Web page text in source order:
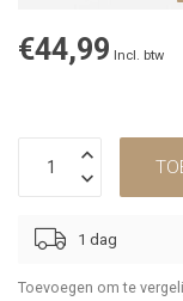
€44,99 Incl. btw
1 dag
Toevoegen om te